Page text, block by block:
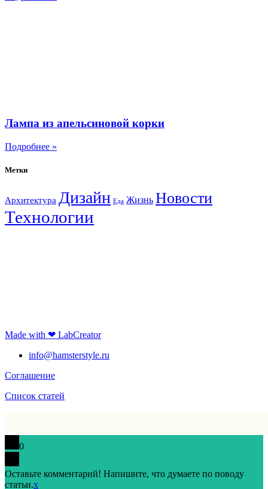
Лампа из апельсиновой корки
Подробнее »
Метки
Архитектура Дизайн Еда Жизнь Новости
Технологии
Made with ❤ LabCreator
info@hamsterstyle.ru
Соглашение
Список статей
0
Оставьте комментарий! Напишите, что думаете по поводу
статьи.x